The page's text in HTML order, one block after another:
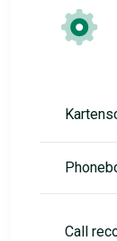
Call